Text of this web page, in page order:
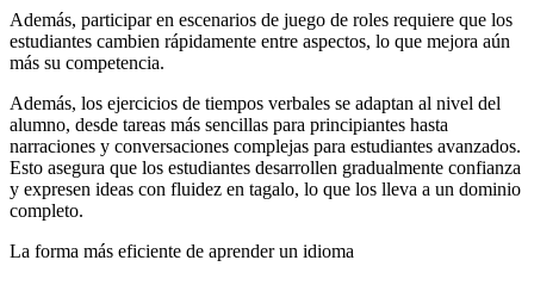
Además, participar en escenarios de juego de roles requiere que los
estudiantes cambien rápidamente entre aspectos, lo que mejora aún
más su competencia.
Además, los ejercicios de tiempos verbales se adaptan al nivel del
alumno, desde tareas más sencillas para principiantes hasta
narraciones y conversaciones complejas para estudiantes avanzados.
Esto asegura que los estudiantes desarrollen gradualmente confianza
y expresen ideas con fluidez en tagalo, lo que los lleva a un dominio
completo.
La forma más eficiente de aprender un idioma